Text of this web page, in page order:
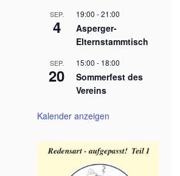
SEP.
4
19:00 -21:00
Asperger-
Elternstammtisch
SEP.
20
15:00 - 18:00
Sommerfest des
Vereins
Kalender anzeigen